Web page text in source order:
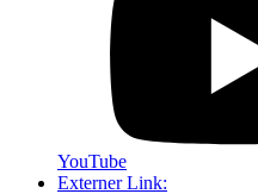
YouTube
Externer Link: